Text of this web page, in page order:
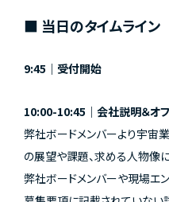
■ 当日のタイムライン
9:45｜受付開始
10:00-10:45｜会社説明＆オ
弊社ボードメンバーより宇宙
の展望や課題、求める人物像
弊社ボードメンバーや現場エ